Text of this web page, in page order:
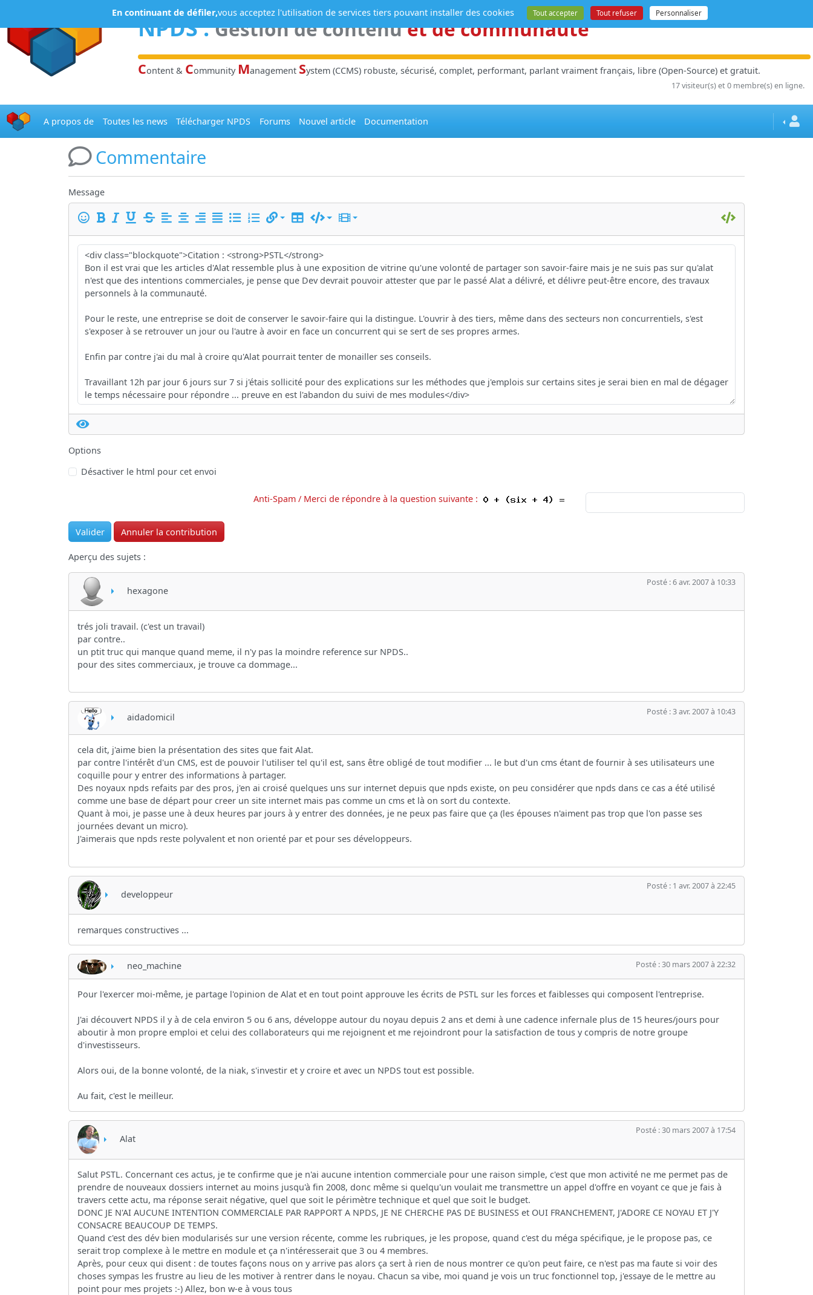
NPDS:Gestion de contenuet de communauté
Content & Community Management System (CCMS) robuste, sécurisé, complet, performant, parlant vraiment français, libre (Open-Source) et gratuit.
17 visiteur(s) et 0 membre(s) en ligne.
A propos de Toutes les news Télécharger NPDS Forums Nouvel article Documentation
Commentaire
Message
Options
Désactiver le html pour cet envoi
Anti-Spam / Merci de répondre à la question suivante :
Aperçu des sujets :
hexagone
Posté : 6 avr. 2007 à 10:33
trés joli travail. (c'est un travail)
par contre..
un ptit truc qui manque quand meme, il n'y pas la moindre reference sur NPDS..
pour des sites commerciaux, je trouve ca dommage...
aidadomicil Posté : 3 avr. 2007 à 10:43
cela dit, j'aime bien la présentation des sites que fait Alat.
par contre l'intérêt d'un CMS, est de pouvoir l'utiliser tel qu'il est, sans être obligé de tout modifier ... le but d'un cms étant de fournir à ses utilisateurs une
coquille pour y entrer des informations à partager.
Des noyaux npds refaits par des pros, j'en ai croisé quelques uns sur internet depuis que npds existe, on peu considérer que npds dans ce cas a été utilisé
comme une base de départ pour creer un site internet mais pas comme un cms et là on sort du contexte.
Quant à moi, je passe une à deux heures par jours à y entrer des données, je ne peux pas faire que ça (les épouses n'aiment pas trop que l'on passe ses
journées devant un micro).
J'aimerais que npds reste polyvalent et non orienté par et pour ses développeurs.
developpeur
Posté : 1 avr. 2007 à 22:45
remarques constructives ...
neo_machine Posté : 30 mars 2007 à 22:32
Pour l'exercer moi-même, je partage l'opinion de Alat et en tout point approuve les écrits de PSTL sur les forces et faiblesses qui composent l'entreprise.
J'ai découvert NPDS il y à de cela environ 5 ou 6 ans, développe autour du noyau depuis 2 ans et demi à une cadence infernale plus de 15 heures/jours pour
aboutir à mon propre emploi et celui des collaborateurs qui me rejoignent et me rejoindront pour la satisfaction de tous y compris de notre groupe
d'investisseurs.
Alors oui, de la bonne volonté, de la niak, s'investir et y croire et avec un NPDS tout est possible.
Au fait, c'est le meilleur.
Alat
Posté : 30 mars 2007 à 17:54
Salut PSTL. Concernant ces actus, je te confirme que je n'ai aucune intention commerciale pour une raison simple, c'est que mon activité ne me permet pas de
prendre de nouveaux dossiers internet au moins jusqu'à fin 2008, donc même si quelqu'un voulait me transmettre un appel d'offre en voyant ce que je fais à
travers cette actu, ma réponse serait négative, quel que soit le périmètre technique et quel que soit le budget.
DONC JE N'AI AUCUNE INTENTION COMMERCIALE PAR RAPPORT A NPDS, JE NE CHERCHE PAS DE BUSINESS et OUI FRANCHEMENT, J'ADORE CE NOYAU ET J'Y
CONSACRE BEAUCOUP DE TEMPS.
Quand c'est des dév bien modularisés sur une version récente, comme les rubriques, je les propose, quand c'est du méga spécifique, je le propose pas, ce
serait trop complexe à le mettre en module et ça n'intéresserait que 3 ou 4 membres.
Après, pour ceux qui disent : de toutes façons nous on y arrive pas alors ça sert à rien de nous montrer ce qu'on peut faire, ce n'est pas ma faute si voir des
choses sympas les frustre au lieu de les motiver à rentrer dans le noyau. Chacun sa vibe, moi quand je vois un truc fonctionnel top, j'essaye de le mettre au
point pour mes projets :-) Allez, bon w-e à vous tous
En continuant de défiler,vous acceptez l'utilisation de services tiers pouvant installer des cookies Tout accepter Tout refuser Personnaliser